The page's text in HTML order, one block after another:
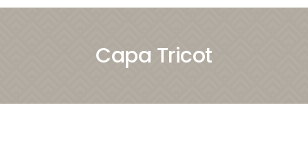
Capa Tricot